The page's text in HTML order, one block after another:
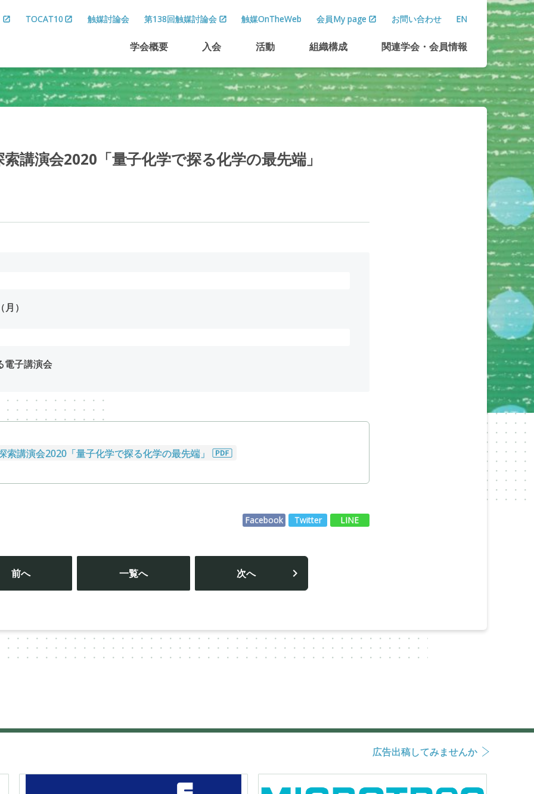
TOCAT10 触媒討論会 第138回触媒討論会 触媒OnTheWeb 会員My page お問い合わせ EN
学会概要 入会 活動 組織構成 関連学会 ・会員情報
講演会2020 「量子化学で探る化学の最先端」
）
電子講演会
索講演会2020「量子化学で探る化学の最先端」
Facebook Twitter LINE
投
稿
ナ
ビ
ョ
ン
前へ 一覧へ 次へ
広告出稿してみませんか